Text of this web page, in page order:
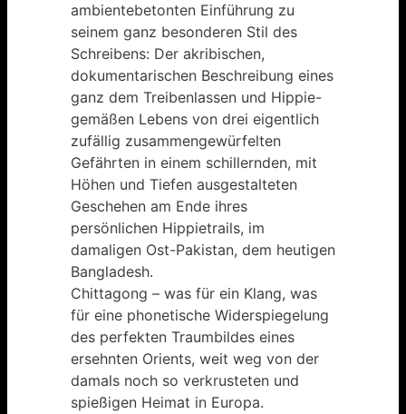
ambientebetonten Einführung zu
seinem ganz besonderen Stil des
Schreibens: Der akribischen,
dokumentarischen Beschreibung eines
ganz dem Treibenlassen und Hippie-
gemäßen Lebens von drei eigentlich
zufällig zusammengewürfelten
Gefährten in einem schillernden, mit
Höhen und Tiefen ausgestalteten
Geschehen am Ende ihres
persönlichen Hippietrails, im
damaligen Ost-Pakistan, dem heutigen
Bangladesh.
Chittagong – was für ein Klang, was
für eine phonetische Widerspiegelung
des perfekten Traumbildes eines
ersehnten Orients, weit weg von der
damals noch so verkrusteten und
spießigen Heimat in Europa.